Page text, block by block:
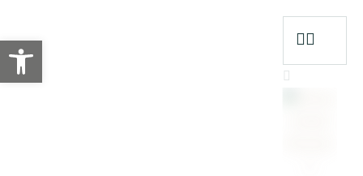
Abrir barra de herramientas